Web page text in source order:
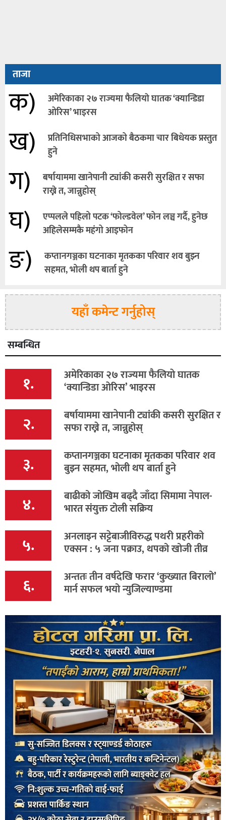
ताजा
क)
अमेरिकाका २७ राज्यमा फैलियाे घातक ‘क्यान्डिडा
ओरिस’ भाइरस
ख)
प्रतिनिधिसभाको आजको बैठकमा चार बिधेयक प्रस्तुत
हुने
ग)
बर्षायाममा खानेपानी ट्यांकी कसरी सुरक्षित र सफा
राख्ने त, जान्नुहोस्
घ)
एप्पलले पहिलो पटक ‘फोल्डवेल’ फोन लञ्च गर्दै, हुनेछ
अहिलेसम्मकै महंगो आइफोन
ङ)
कप्तानगञ्जका घटनाका मृतकका परिवार शव बुझ्न
सहमत, भोली थप बार्ता हुने
यहाँ कमेन्ट गर्नुहोस्
सम्बन्धित
१. अमेरिकाका २७ राज्यमा फैलियाे घातक
‘क्यान्डिडा ओरिस’ भाइरस
२. बर्षायाममा खानेपानी ट्यांकी कसरी सुरक्षित र
सफा राख्ने त, जान्नुहोस्
३. कप्तानगञ्जका घटनाका मृतकका परिवार शव
बुझ्न सहमत, भोली थप बार्ता हुने
४. बाढीको जोखिम बढ्दै जाँदा सिमामा नेपाल-
भारत संयुक्त टोली सक्रिय
५. अनलाइन सट्टेबाजीविरुद्ध पथरी प्रहरीको
एक्सन : ५ जना पक्राउ, थपको खोजी तीव्र
६. अन्ततः तीन वर्षदेखि फरार ‘कुख्यात बिरालो’
मार्न सफल भयो न्युजिल्याण्डमा